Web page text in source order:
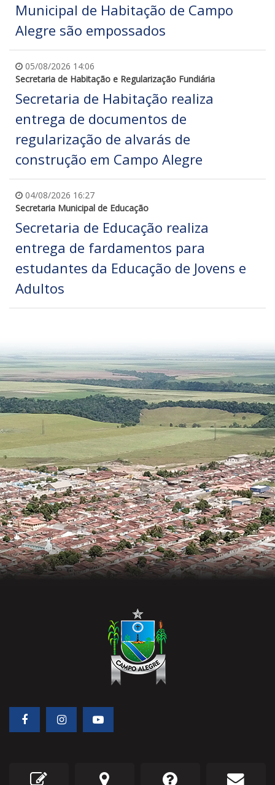
Municipal de Habitação de Campo
Alegre são empossados
05/08/2026 14:06
Secretaria de Habitação e Regularização Fundiária
Secretaria de Habitação realiza
entrega de documentos de
regularização de alvarás de
construção em Campo Alegre
04/08/2026 16:27
Secretaria Municipal de Educação
Secretaria de Educação realiza
entrega de fardamentos para
estudantes da Educação de Jovens e
Adultos